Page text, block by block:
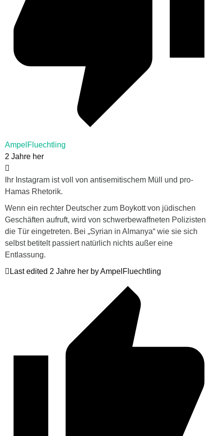
AmpelFluechtling
2 Jahre her
Ihr Instagram ist voll von antisemitischem Müll und pro-
Hamas Rhetorik.
Wenn ein rechter Deutscher zum Boykott von jüdischen
Geschäften aufruft, wird von schwerbewaffneten Polizisten
die Tür eingetreten. Bei „Syrian in Almanya“ wie sie sich
selbst betitelt passiert natürlich nichts außer eine
Entlassung.
Last edited 2 Jahre her by AmpelFluechtling